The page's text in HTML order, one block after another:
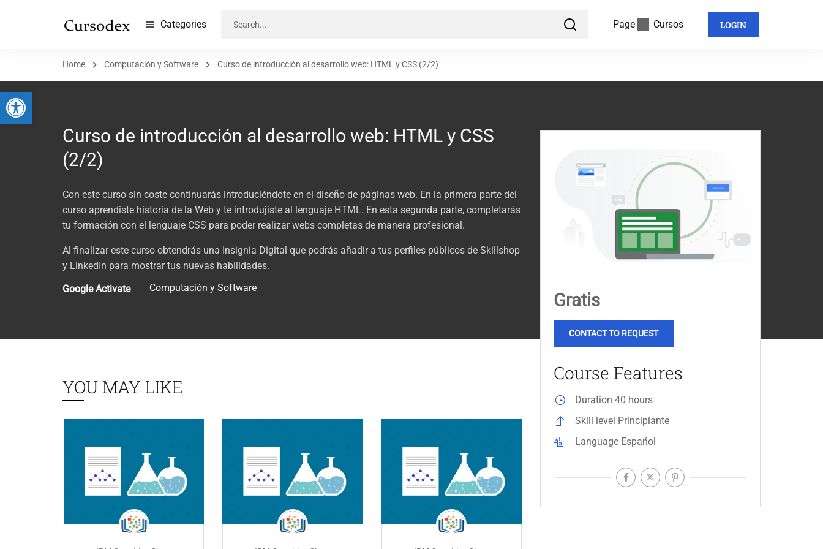
Abrir barra de herramientas
Categories Page Cursos LOGIN
Home Computación y Software Curso de introducción al desarrollo web: HTML y CSS (2/2)
Curso de introducción al desarrollo web: HTML y CSS
(2/2)
Con este curso sin coste continuarás introduciéndote en el diseño de páginas web. En la primera parte del
curso aprendiste historia de la Web y te introdujiste al lenguaje HTML. En esta segunda parte, completarás
tu formación con el lenguaje CSS para poder realizar webs completas de manera profesional.
Al finalizar este curso obtendrás una Insignia Digital que podrás añadir a tus perfiles públicos de Skillshop
y LinkedIn para mostrar tus nuevas habilidades.
Google Activate
Computación y Software
YOU MAY LIKE
Gratis
CONTACT TO REQUEST
Course Features
Duration 40 hours
Skill level Principiante
Language Español